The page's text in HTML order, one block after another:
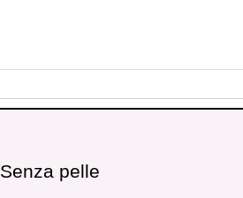
Senza pelle